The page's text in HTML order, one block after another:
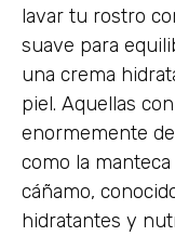
lavar tu rostro
suave para
una crema
piel. Aquellas
enormemente
como la
cáñamo,
hidratantes y